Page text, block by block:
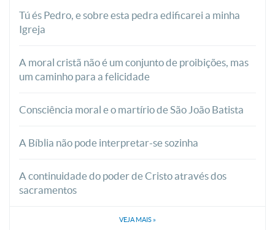
Tú és Pedro, e sobre esta pedra edificarei a minha
Igreja
A moral cristã não é um conjunto de proibições, mas
um caminho para a felicidade
Consciência moral e o martírio de São João Batista
A Bíblia não pode interpretar-se sozinha
A continuidade do poder de Cristo através dos
sacramentos
VEJA MAIS »